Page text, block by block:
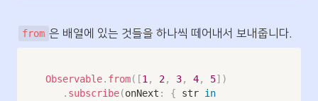
from 은 배열에 있는 것들을 하나씩 떼어내서 보내줍니다.
Observable. from( [1 , 2, 3, 4, 5] )
. subscribe(onNext : { str in